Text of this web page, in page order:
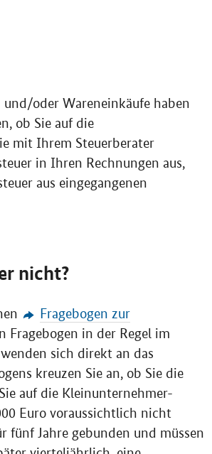
oder Wareneinkäufe haben
ob Sie auf die
mit Ihrem Steuerberater
in Ihren Rechnungen aus,
aus eingegangenen
nicht?
Fragebogen zur
Fragebogen in der Regel im
sich direkt an das
kreuzen Sie an, ob Sie die
auf die Kleinunternehmer-
Euro voraussichtlich nicht
fünf Jahre gebunden und müssen